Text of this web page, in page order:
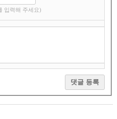
입력해 주세요)
댓글 등록